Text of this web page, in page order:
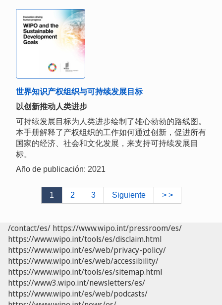
世界知识产权组织与可持续发展目标
以创新推动人类进步
可持续发展目标为人类进步绘制了雄心勃勃的路线图。
本手册解释了产权组织的工作如何通过创新，促进所有
国家的经济、社会和文化发展，来支持可持续发展目
标。
Año de publicación: 2021
1 2 3 Siguiente > >
/contact/es/ https://www.wipo.int/pressroom/es/
https://www.wipo.int/tools/es/disclaim.html
https://www.wipo.int/es/web/privacy-policy/
https://www.wipo.int/es/web/accessibility/
https://www.wipo.int/tools/es/sitemap.html
https://www3.wipo.int/newsletters/es/
https://www.wipo.int/es/web/podcasts/